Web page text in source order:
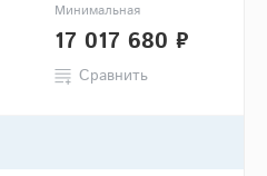
Минимальная
17 017 680 ₽
Сравнить